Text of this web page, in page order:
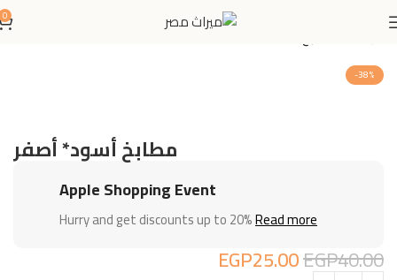
0
-38%
مطابخ أسود* أصفر
Apple Shopping Event
Hurry and get discounts up to 20%Read more
EGP40.00
EGP25.00